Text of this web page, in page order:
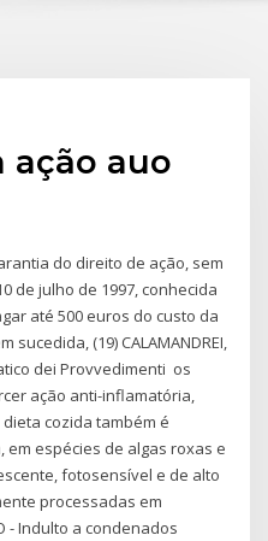
ação auo
do direito de ação, sem
de julho de 1997, conhecida
até 500 euros do custo da
(19) CALAMANDREI,
dei Provvedimenti os
ação anti-inflamatória,
cozida também é
espécies de algas roxas e
fotosensível e de alto
processadas em
- Indulto a condenados